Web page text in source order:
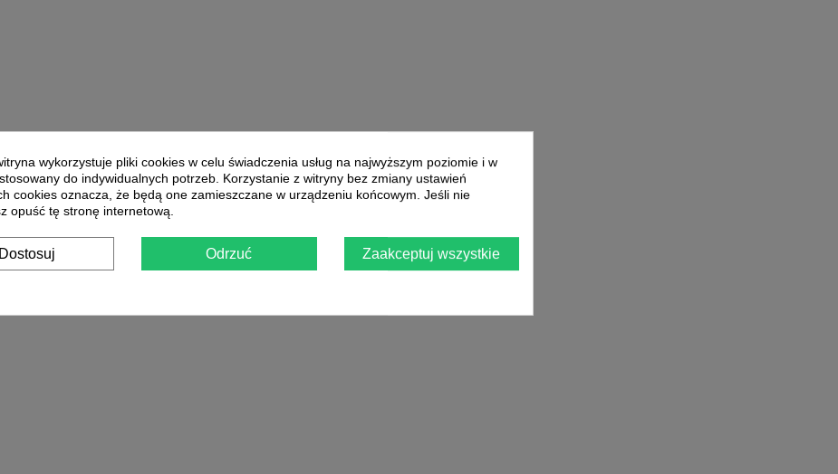
wykorzystuje pliki cookies w celu świadczenia usług na najwyższym poziomie i w
do indywidualnych potrzeb. Korzystanie z witryny bez zmiany ustawień
cookies oznacza, że będą one zamieszczane w urządzeniu końcowym. Jeśli nie
opuść tę stronę internetową.
Dostosuj Odrzuć Zaakceptuj wszystkie